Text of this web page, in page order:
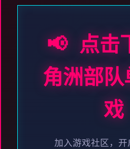
📢 点击
角洲部队
戏
加入游戏社区，开